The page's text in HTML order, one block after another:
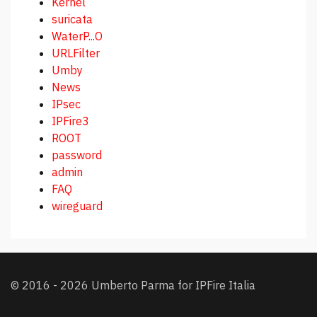
suricata
WaterP...O
URLFilter
Umby
News
IPsec
IPFire3
ROOT
password
admin
FAQ
wireguard
© 2016 - 2026 Umberto Parma for IPFire Italia